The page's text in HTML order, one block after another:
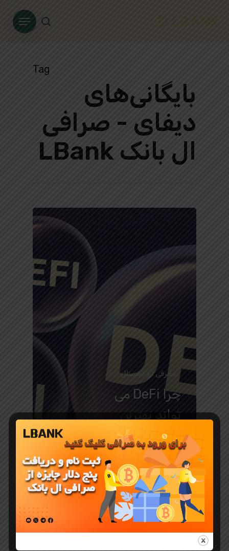
Menu
Tag
بایگانی‌های
دیفای - صرافی
ال بانک LBank
معرفی ارز دیجیتال
چرا DeFi می
تواند بهترین
سرمایه
گذاری در
سال 2024
باشد